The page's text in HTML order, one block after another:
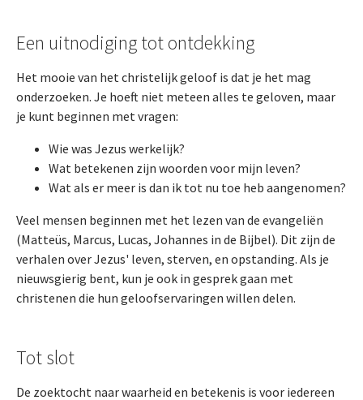
Een uitnodiging tot ontdekking
Het mooie van het christelijk geloof is dat je het mag
onderzoeken. Je hoeft niet meteen alles te geloven, maar
je kunt beginnen met vragen:
Wie was Jezus werkelijk?
Wat betekenen zijn woorden voor mijn leven?
Wat als er meer is dan ik tot nu toe heb aangenomen?
Veel mensen beginnen met het lezen van de evangeliën
(Matteüs, Marcus, Lucas, Johannes in de Bijbel). Dit zijn de
verhalen over Jezus' leven, sterven, en opstanding. Als je
nieuwsgierig bent, kun je ook in gesprek gaan met
christenen die hun geloofservaringen willen delen.
Tot slot
De zoektocht naar waarheid en betekenis is voor iedereen